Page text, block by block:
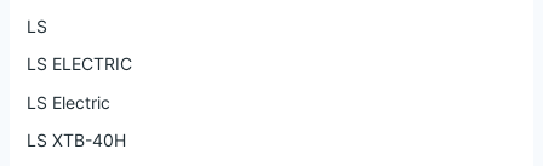
LS
LS ELECTRIC
LS Electric
LS XTB-40H